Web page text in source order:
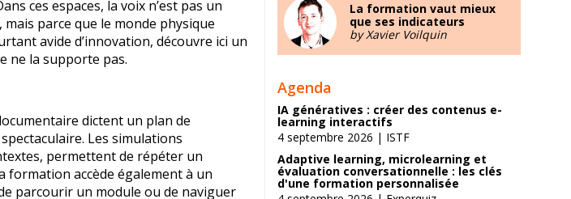
ces espaces, la voix n’est pas un
parce que le monde physique
avide d’innovation, découvre ici un
ne la supporte pas.
dictent un plan de
Les simulations
permettent de répéter un
formation accède également à un
parcourir un module ou de naviguer
La formation vaut mieux
que ses indicateurs
by Xavier Voilquin
Agenda
IA génératives : créer des contenus e-
learning interactifs
4 septembre 2026 | ISTF
Adaptive learning, microlearning et
évaluation conversationnelle : les clés
d'une formation personnalisée